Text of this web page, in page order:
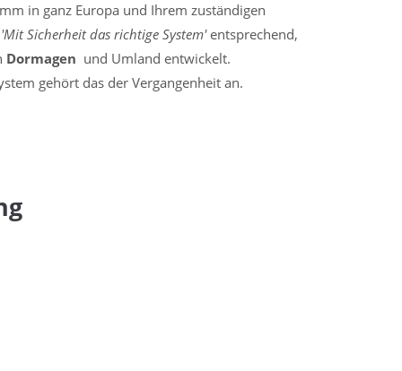
in ganz Europa und Ihrem zuständigen
'Mit Sicherheit das richtige System'entsprechend,
Dormagen und Umland entwickelt.
gehört das der Vergangenheit an.